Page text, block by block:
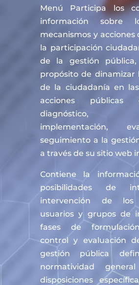
Menú Participa los
información sobre
mecanismos y
la participación
de la gestión
propósito de dinamizar
de la ciudadanía en
acciones públicas
diagnóstico,
implementación,
seguimiento a la
a través de su sitio web
Contiene la
posibilidades de
intervención de los
usuarios y grupos de
fases de
control y evaluación
gestión pública
normatividad
disposiciones